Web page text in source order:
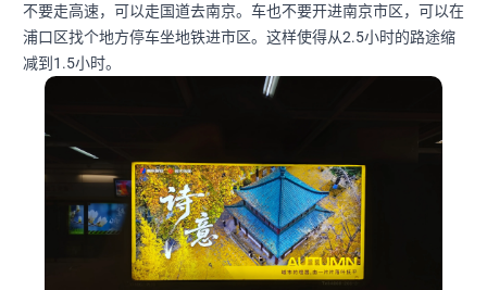
不要走高速，可以走国道去南京。车也不要开进南京市区，可以在
浦口区找个地方停车坐地铁进市区。这样使得从2.5小时的路途缩
减到1.5小时。